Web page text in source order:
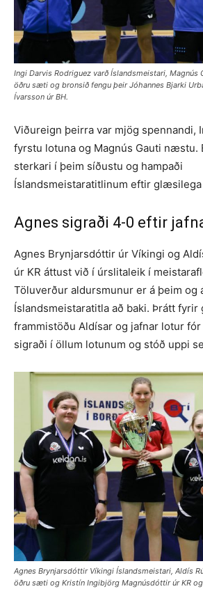
Ingi Darvis Rodriguez varð Íslandsmeistari, Magnús
öðru sæti og bronsið fengu þeir Jóhannes Bjarki
Ívarsson úr BH.
Viðureign þeirra var mjög spennandi,
fyrstu lotuna og Magnús Gauti næstu.
sterkari í þeim síðustu og hampaði
Íslandsmeistaratitlinum eftir
Agnes sigraði 4-0 eftir
Agnes Brynjarsdóttir úr Víkingi og
úr KR áttust við í úrslitaleik í
Töluverður aldursmunur er á þeim og
Íslandsmeistaratitla að baki. Þrátt
frammistöðu Aldísar og jafnar lotur fór
sigraði í öllum lotunum og stóð uppi
Agnes Brynjarsdóttir Víkingi Íslandsmeistari, Aldís
öðru sæti og Kristín Ingibjörg Magnúsdóttir úr KR